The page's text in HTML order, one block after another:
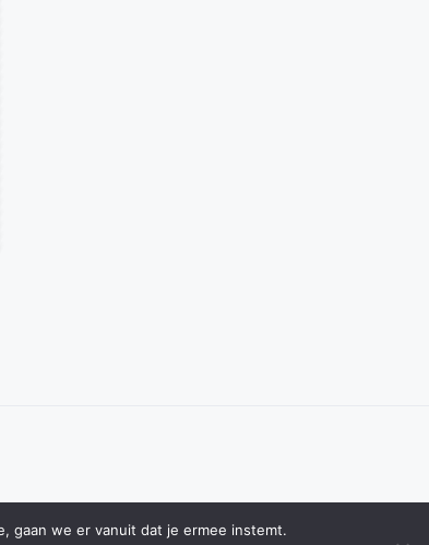
gaan we er vanuit dat je ermee instemt.